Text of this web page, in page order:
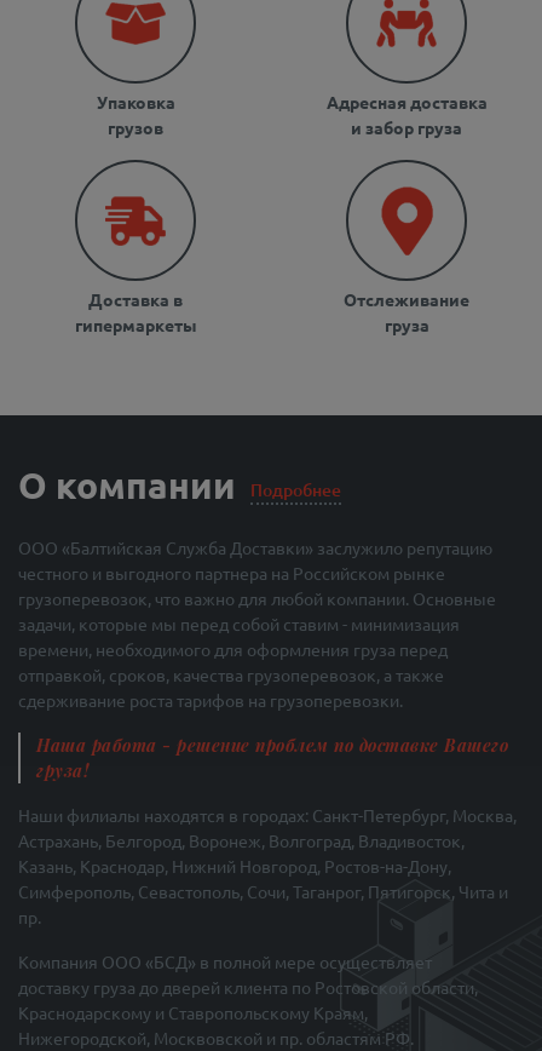
Упаковка
грузов
Адресная доставка
и забор груза
Доставка в
гипермаркеты
Отслеживание
груза
О компании Подробнее
ООО «Балтийская Служба Доставки» заслужило репутацию
честного и выгодного партнера на Российском рынке
грузоперевозок, что важно для любой компании. Основные
задачи, которые мы перед собой ставим - минимизация
времени, необходимого для оформления груза перед
отправкой, сроков, качества грузоперевозок, а также
сдерживание роста тарифов на грузоперевозки.
Наша работа - решение проблем по доставке Вашего
груза!
Наши филиалы находятся в городах: Санкт-Петербург, Москва,
Астрахань, Белгород, Воронеж, Волгоград, Владивосток,
Казань, Краснодар, Нижний Новгород, Ростов-на-Дону,
Симферополь, Севастополь, Сочи, Таганрог, Пятигорск, Чита и
пр.
Компания ООО «БСД» в полной мере осуществляет
доставку груза до дверей клиента по Ростовской области,
Краснодарскому и Ставропольскому Краям,
Нижегородской, Москвовской и пр. областям РФ.